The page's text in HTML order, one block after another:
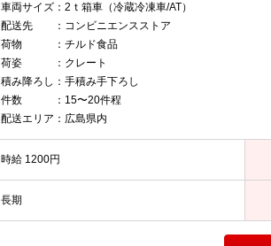
車両サイズ：2ｔ箱車（冷蔵冷凍車/AT）
配送先 ：コンビニエンスストア
荷物 ：チルド食品
荷姿 ：クレート
積み降ろし：手積み手下ろし
件数 ：15〜20件程
配送エリア：広島県内
時給 1200円
長期